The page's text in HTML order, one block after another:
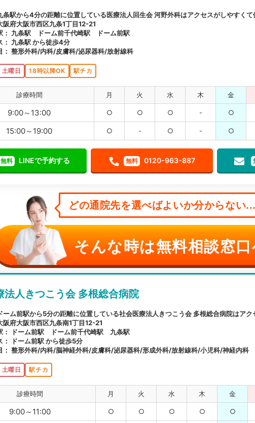
条駅から4分の距離に位置している医療法人回生会 河野外科はアクセスがしやすくて
阪府大阪市西区九条1丁目12-21
： 九条駅 ドーム前千代崎駅 ドーム前駅
： 九条駅 から徒歩4分
： 整形外科/内科/皮膚科/泌尿器科/放射線科
土曜日 18時以降OK 駅チカ
診療時間 月 火 水 木 金
9:00～13:00 ○ ○ ○ - ○
15:00～19:00 ○ - ○ - ○
無料 LINEで予約する 無料 0120-963-887
どの通院先を選べばよいか分からない...
そんな時は無料相談窓
法人きつこう会 多根総合病院
ーム前駅から5分の距離に位置している社会医療法人きつこう会 多根総合病院はアク
阪府大阪市西区九条南1丁目12-21
： ドーム前駅 ドーム前千代崎駅 九条駅
： ドーム前駅 から徒歩5分
： 整形外科/内科/脳神経外科/皮膚科/泌尿器科/形成外科/放射線科/小児科/神経内科
土曜日 駅チカ
診療時間 月 火 水 木 金
9:00～11:00 ○ ○ ○ ○ ○